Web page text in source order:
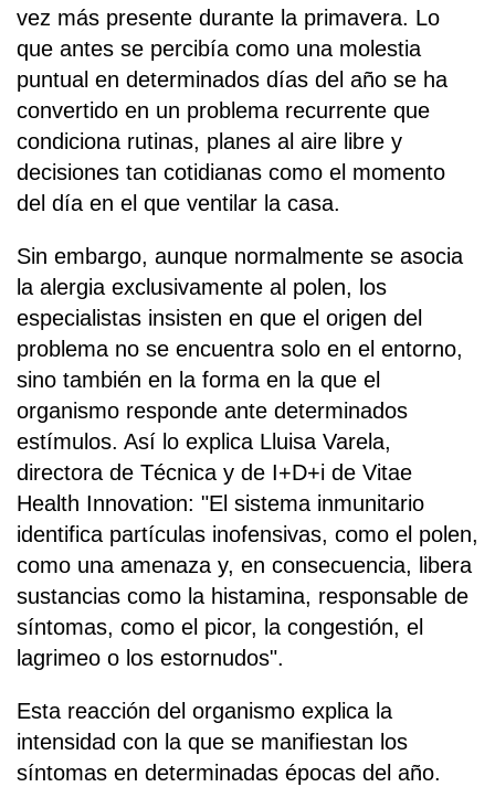
vez más presente durante la primavera. Lo
que antes se percibía como una molestia
puntual en determinados días del año se ha
convertido en un problema recurrente que
condiciona rutinas, planes al aire libre y
decisiones tan cotidianas como el momento
del día en el que ventilar la casa.
Sin embargo, aunque normalmente se asocia
la alergia exclusivamente al polen, los
especialistas insisten en que el origen del
problema no se encuentra solo en el entorno,
sino también en la forma en la que el
organismo responde ante determinados
estímulos. Así lo explica Lluisa Varela,
directora de Técnica y de I+D+i de Vitae
Health Innovation: "El sistema inmunitario
identifica partículas inofensivas, como el polen,
como una amenaza y, en consecuencia, libera
sustancias como la histamina, responsable de
síntomas, como el picor, la congestión, el
lagrimeo o los estornudos".
Esta reacción del organismo explica la
intensidad con la que se manifiestan los
síntomas en determinadas épocas del año.